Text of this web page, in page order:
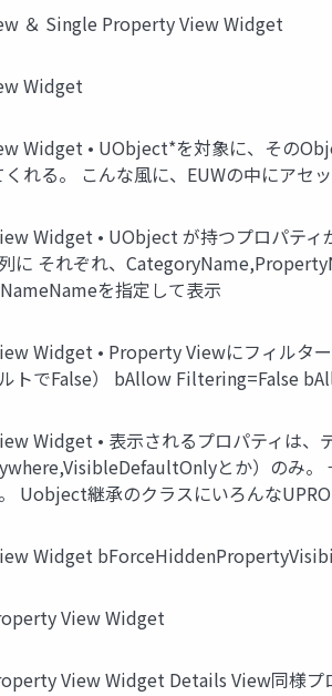
＆ Single Property View Widget
Widget
Widget • UObject*を対象に、その
くれる。 こんな風に、EUWの中にア
Widget • UObject が持つプロパテ
に それぞれ、
を指定して表示
Widget • Property Viewにフィルタ
ルトでFalse） bAllow Filtering=False
Widget • 表示されるプロパティは
とか）のみ
Uobject継承のクラスにいろんな
Widget
View Widget
View Widget Details View同様プ